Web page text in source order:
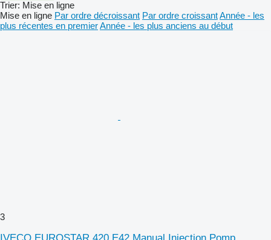
Trier: Mise en ligne
Mise en ligne Par ordre décroissant Par ordre croissantAnnée - les
plus récentes en premierAnnée - les plus anciens au début
3